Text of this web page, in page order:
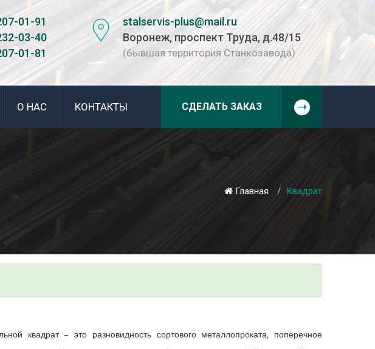
01-91
03-40
01-81
stalservis-plus@mail.ru
Воронеж, проспект Труда, д.48/15
(бывшая территория Станкозавода)
О НАС КОНТАКТЫ СДЕЛАТЬ ЗАКАЗ
Главная Квадрат
квадрат – это разновидность сортового металлопроката, поперечное